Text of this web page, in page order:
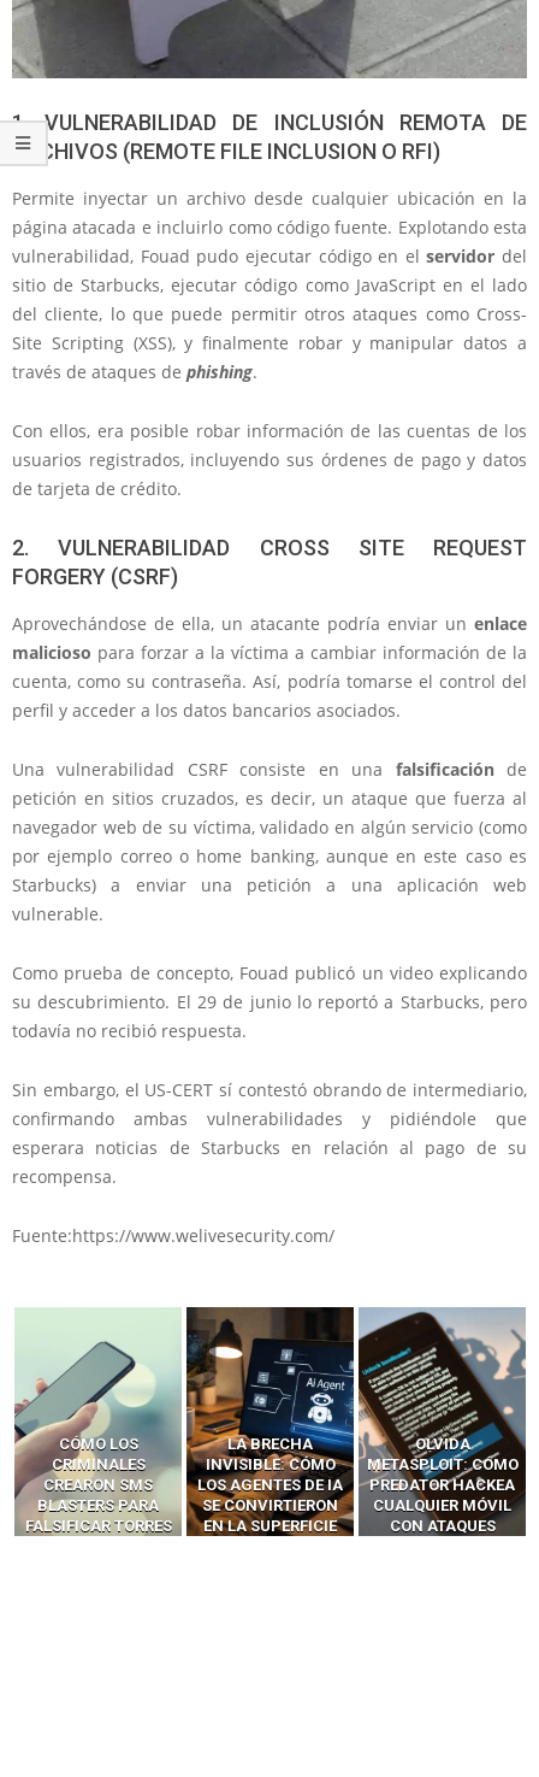
1. VULNERABILIDAD DE INCLUSIÓN REMOTA DE
ARCHIVOS (REMOTE FILE INCLUSION O RFI)
Permite inyectar un archivo desde cualquier ubicación en la
página atacada e incluirlo como código fuente. Explotando esta
vulnerabilidad, Fouad pudo ejecutar código en elservidor del
sitio de Starbucks, ejecutar código como JavaScript en el lado
del cliente, lo que puede permitir otros ataques como Cross-
Site Scripting (XSS), y finalmente robar y manipular datos a
través de ataques de phishing.
Con ellos, era posible robar información de las cuentas de los
usuarios registrados, incluyendo sus órdenes de pago y datos
de tarjeta de crédito.
2. VULNERABILIDAD CROSS SITE REQUEST
FORGERY (CSRF)
Aprovechándose de ella, un atacante podría enviar un enlace
malicioso para forzar a la víctima a cambiar información de la
cuenta, como su contraseña. Así, podría tomarse el control del
perfil y acceder a los datos bancarios asociados.
Una vulnerabilidad CSRF consiste en una falsificaciónde
petición en sitios cruzados, es decir, un ataque que fuerza al
navegador web de su víctima, validado en algún servicio (como
por ejemplo correo o home banking, aunque en este caso es
Starbucks) a enviar una petición a una aplicación web
vulnerable.
Como prueba de concepto, Fouad publicó un video explicando
su descubrimiento. El 29 de junio lo reportó a Starbucks, pero
todavía no recibió respuesta.
Sin embargo, el US-CERT sí contestó obrando de intermediario,
confirmando ambas vulnerabilidades y pidiéndole que
esperara noticias de Starbucks en relación al pago de su
recompensa.
Fuente:https://www.welivesecurity.com/
LA BRECHA
INVISIBLE: CÓMO
LOS AGENTES DE IA
SE CONVIRTIERON
EN LA SUPERFICIE
OLVIDA
METASPLOIT: CÓMO
PREDATOR HACKEA
CUALQUIER MÓVIL
CON ATAQUES
CÓMO LOS HACKERS
INTERCEPTAN OTPS
Y LLAMADAS
MÓVILES SIN
‘HACKEAR’ — EL